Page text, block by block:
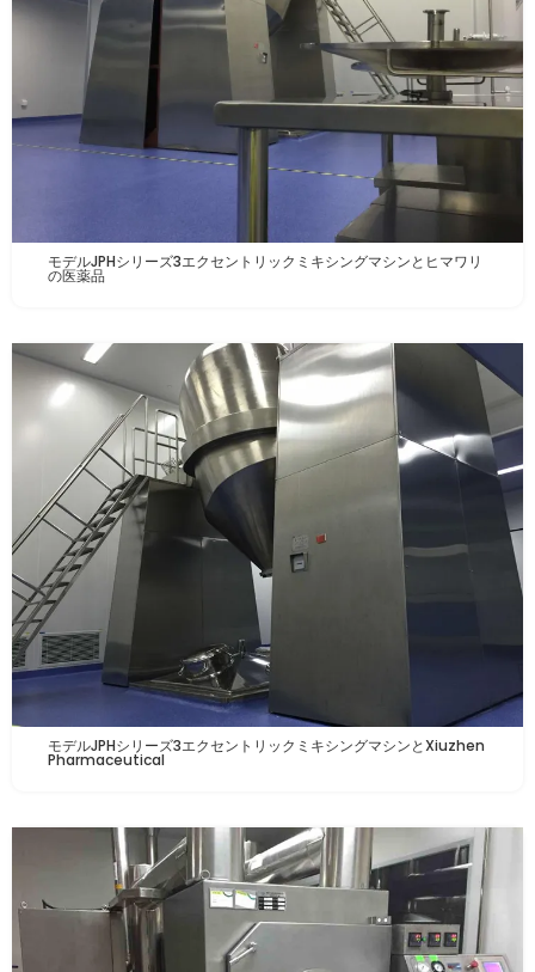
モデルJPHシリーズ3エクセントリックミキシングマシンとヒマワリ
の医薬品
モデルJPHシリーズ3エクセントリックミキシングマシンとXiuzhen
Pharmaceutical